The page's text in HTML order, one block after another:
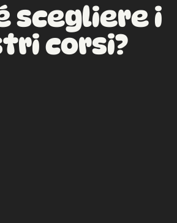
scegliere i
corsi?